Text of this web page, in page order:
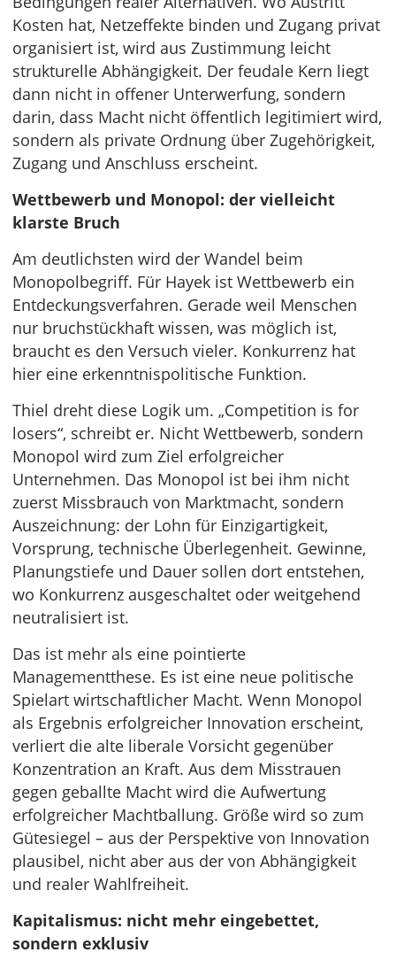
Kosten hat, Netzeffekte binden und Zugang privat
organisiert ist, wird aus Zustimmung leicht
strukturelle Abhängigkeit. Der feudale Kern liegt
dann nicht in offener Unterwerfung, sondern
darin, dass Macht nicht öffentlich legitimiert wird,
sondern als private Ordnung über Zugehörigkeit,
Zugang und Anschluss erscheint.
Wettbewerb und Monopol: der vielleicht
klarste Bruch
Am deutlichsten wird der Wandel beim
Monopolbegriff. Für Hayek ist Wettbewerb ein
Entdeckungsverfahren. Gerade weil Menschen
nur bruchstückhaft wissen, was möglich ist,
braucht es den Versuch vieler. Konkurrenz hat
hier eine erkenntnispolitische Funktion.
Thiel dreht diese Logik um. „Competition is for
losers“, schreibt er. Nicht Wettbewerb, sondern
Monopol wird zum Ziel erfolgreicher
Unternehmen. Das Monopol ist bei ihm nicht
zuerst Missbrauch von Marktmacht, sondern
Auszeichnung: der Lohn für Einzigartigkeit,
Vorsprung, technische Überlegenheit. Gewinne,
Planungstiefe und Dauer sollen dort entstehen,
wo Konkurrenz ausgeschaltet oder weitgehend
neutralisiert ist.
Das ist mehr als eine pointierte
Managementthese. Es ist eine neue politische
Spielart wirtschaftlicher Macht. Wenn Monopol
als Ergebnis erfolgreicher Innovation erscheint,
verliert die alte liberale Vorsicht gegenüber
Konzentration an Kraft. Aus dem Misstrauen
gegen geballte Macht wird die Aufwertung
erfolgreicher Machtballung. Größe wird so zum
Gütesiegel – aus der Perspektive von Innovation
plausibel, nicht aber aus der von Abhängigkeit
und realer Wahlfreiheit.
Kapitalismus: nicht mehr eingebettet,
sondern exklusiv